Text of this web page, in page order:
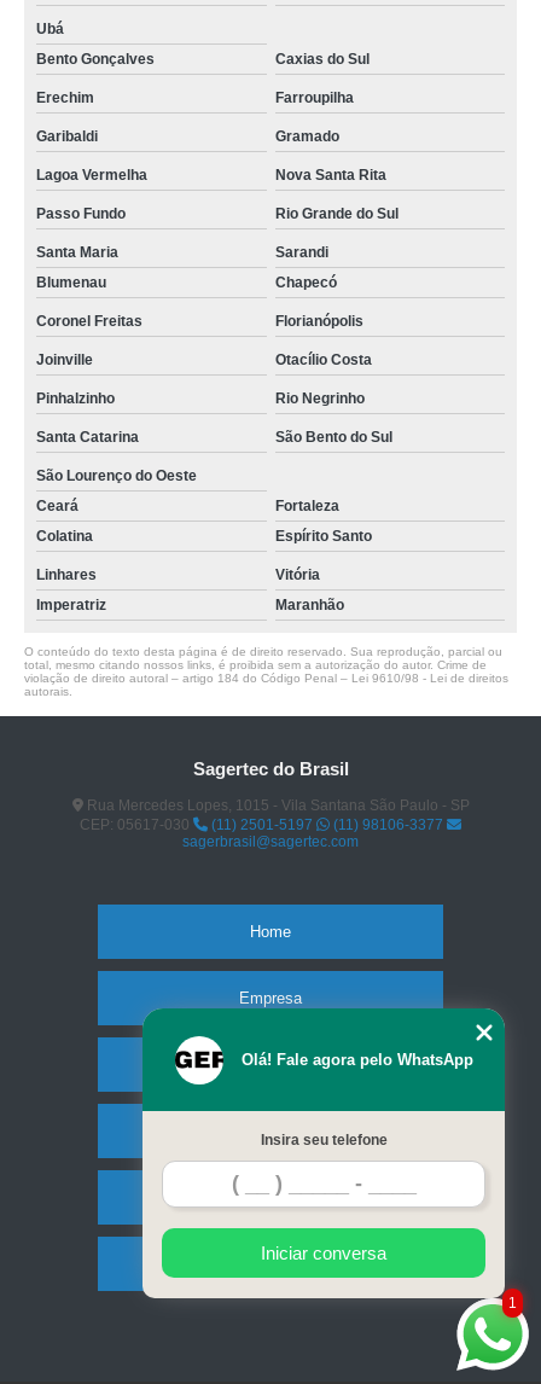
Ubá
Bento Gonçalves
Caxias do Sul
Erechim Farroupilha
Garibaldi Gramado
Lagoa Vermelha Nova Santa Rita
Passo Fundo Rio Grande do Sul
Santa Maria
Sarandi
Blumenau
Chapecó
Coronel Freitas Florianópolis
Joinville Otacílio Costa
Pinhalzinho Rio Negrinho
Santa Catarina São Bento do Sul
São Lourenço do Oeste
Ceará
Fortaleza
Colatina
Espírito Santo
Linhares
Vitória
Imperatriz
Maranhão
O conteúdo do texto desta página é de direito reservado. Sua reprodução, parcial ou
total, mesmo citando nossos links, é proibida sem a autorização do autor. Crime de
violação de direito autoral – artigo 184 do Código Penal – Lei 9610/98 - Lei de direitos
autorais
Sagertec do Brasil
Rua Mercedes Lopes, 1015 - Vila Santana São Paulo - SP
CEP: 05617-030
(11) 2501-5197
(11) 98106-3377
sagerbrasil@sagertec.com
Home
Empresa
Missão
Serviços
Contato
Mapa do site
1
Olá! Fale agora pelo WhatsApp
Insira seu telefone
Iniciar conversa